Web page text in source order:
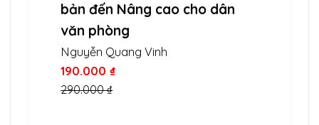
bản đến Nâng cao cho dân
văn phòng
Nguyễn Quang Vinh
190.000 ₫
290.000 ₫